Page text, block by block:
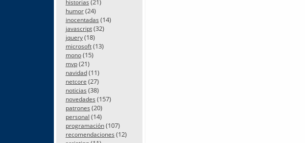
historias (21)
humor(24)
inocentadas (14)
javascript(32)
jquery(18)
microsoft(13)
mono(15)
mvp(21)
navidad(11)
netcore (27)
noticias (38)
novedades (157)
patrones (20)
personal (14)
programación(107)
recomendaciones (12)